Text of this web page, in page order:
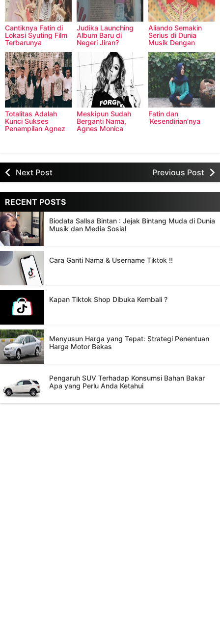
Cantiknya Fatin di
Lokasi Syuting Film
Terbarunya
Judika Launching
Album Baru di
Negeri Jiran?
Aliando Semakin
Serius di Dunia
Musik Dengan
Meluncurkan Single
Religi
Totalitas Adalah
Mo
Meskipun Sudah
Tetap Tidak
Berubah
Next Post Previous Post
RECENT POSTS
Apa yang Perlu Anda Ketahui